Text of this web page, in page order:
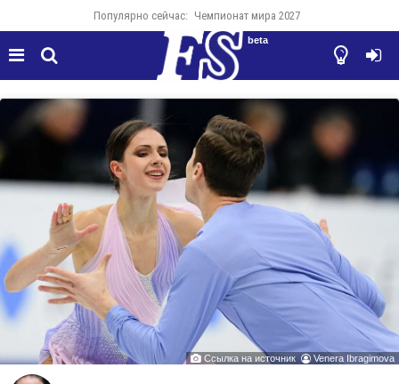
Популярно сейчас: Чемпионат мира 2027
  

beta
 Ссылка на источник  Venera Ibragimova